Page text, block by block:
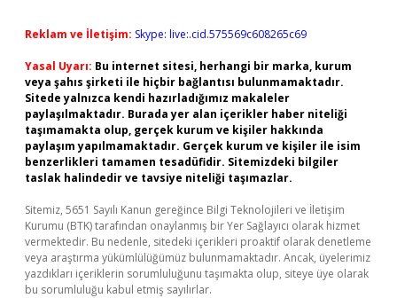
Reklam ve İletişim: Skype: live:.cid.575569c608265c69
Yasal Uyarı: Bu internet sitesi, herhangi bir marka, kurum
veya şahıs şirketi ile hiçbir bağlantısı bulunmamaktadır.
Sitede yalnızca kendi hazırladığımız makaleler
paylaşılmaktadır. Burada yer alan içerikler haber niteliği
taşımamakta olup, gerçek kurum ve kişiler hakkında
paylaşım yapılmamaktadır. Gerçek kurum ve kişiler ile isim
benzerlikleri tamamen tesadüfidir. Sitemizdeki bilgiler
taslak halindedir ve tavsiye niteliği taşımazlar.
Sitemiz, 5651 Sayılı Kanun gereğince Bilgi Teknolojileri ve İletişim
Kurumu (BTK) tarafından onaylanmış bir Yer Sağlayıcı olarak hizmet
vermektedir. Bu nedenle, sitedeki içerikleri proaktif olarak denetleme
veya araştırma yükümlülüğümüz bulunmamaktadır. Ancak, üyelerimiz
yazdıkları içeriklerin sorumluluğunu taşımakta olup, siteye üye olarak
bu sorumluluğu kabul etmiş sayılırlar.